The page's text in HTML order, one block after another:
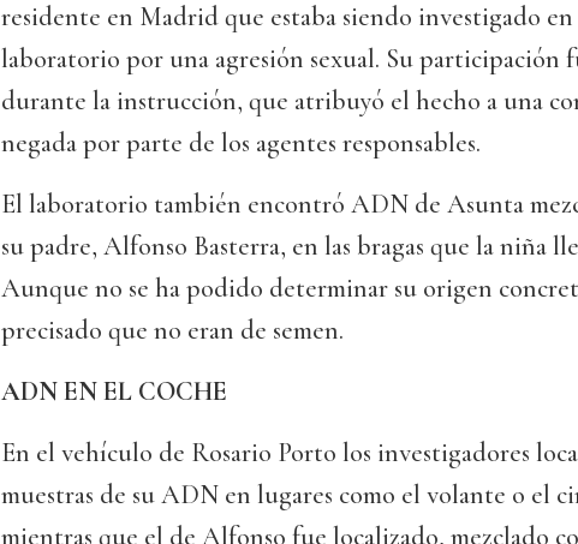
residente en Madrid que estaba siendo investigado en
laboratorio por una agresión sexual. Su participación
durante la instrucción, que atribuyó el hecho a una
negada por parte de los agentes responsables.
El laboratorio también encontró ADN de Asunta
su padre, Alfonso Basterra, en las bragas que la niña
Aunque no se ha podido determinar su origen
precisado que no eran de semen.
ADN EN EL COCHE
En el vehículo de Rosario Porto los investigadores
muestras de su ADN en lugares como el volante o el
mientras que el de Alfonso fue localizado, mezclado